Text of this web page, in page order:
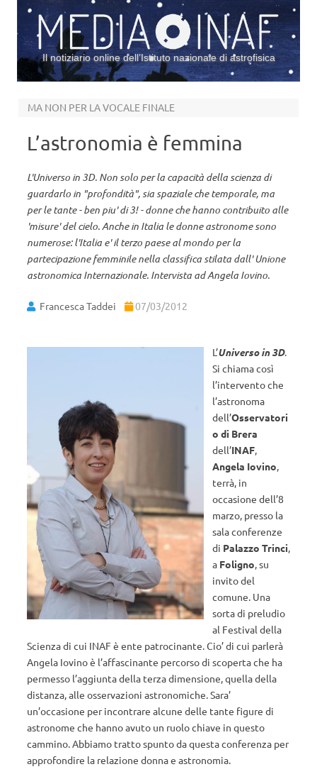
Il notiziario online dell’Istituto nazionale di astrofisica
MA NON PER LA VOCALE FINALE
L’astronomia è femmina
L'Universo in 3D. Non solo per la capacità della scienza di
guardarlo in "profondità", sia spaziale che temporale, ma
per le tante - ben piu' di 3! - donne che hanno contribuito alle
'misure' del cielo. Anche in Italia le donne astronome sono
numerose: l'Italia e' il terzo paese al mondo per la
partecipazione femminile nella classifica stilata dall' Unione
astronomica Internazionale. Intervista ad Angela Iovino.
Francesca Taddei 07/03/2012
L’Universo in 3D.
Si chiama così
l’intervento che
l’astronoma
dell’Osservatori
o di Brera
dell’INAF,
Angela Iovino,
terrà, in
occasione dell’8
marzo, presso la
sala conferenze
di Palazzo Trinci,
a Foligno, su
invito del
comune. Una
sorta di preludio
al Festival della
Scienza di cui INAF è ente patrocinante. Cio’ di cui parlerà
Angela Iovino è l’affascinante percorso di scoperta che ha
permesso l’aggiunta della terza dimensione, quella della
distanza, alle osservazioni astronomiche. Sara’
un’occasione per incontrare alcune delle tante figure di
astronome che hanno avuto un ruolo chiave in questo
cammino. Abbiamo tratto spunto da questa conferenza per
approfondire la relazione donna e astronomia.